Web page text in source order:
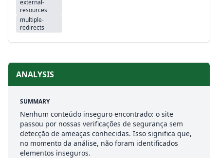
external-
resources
multiple-
redirects
ANALYSIS
SUMMARY
Nenhum conteúdo inseguro encontrado: o site
passou por nossas verificações de segurança sem
detecção de ameaças conhecidas. Isso significa que,
no momento da análise, não foram identificados
elementos inseguros.